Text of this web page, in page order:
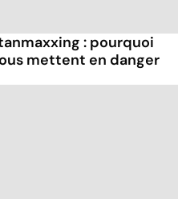
: pourquoi
mettent en danger